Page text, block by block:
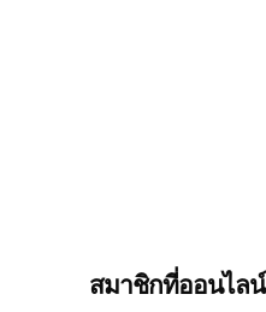
สมาชิกที่ออนไลน์